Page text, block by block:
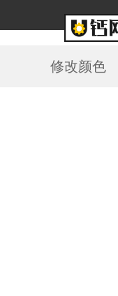
修改颜色